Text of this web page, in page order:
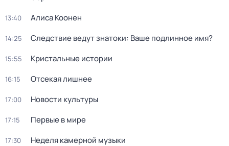
13:40 Алиса Коонен
14:25 Следствие ведут знатоки: Ваше подлинное имя?
15:55 Кристальные истории
16:15 Отсекая лишнее
17:00 Новости культуры
17:15 Первые в мире
17:30 Неделя камерной музыки